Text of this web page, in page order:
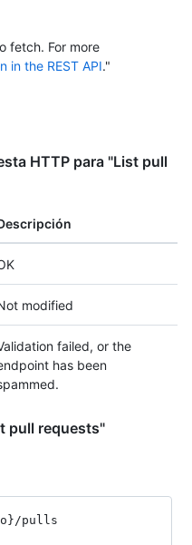
fetch. For more
in the REST API."
HTTP para "List pull
modified
failed, or the
has been
pull requests"
/pulls